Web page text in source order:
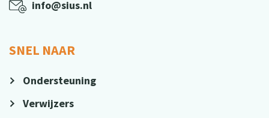
info@sius.nl
SNEL NAAR
Ondersteuning
Verwijzers